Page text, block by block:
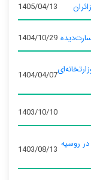
1405/04/13
1404/10/29
1404/04/07
1403/10/10
روسیه 1403/08/13